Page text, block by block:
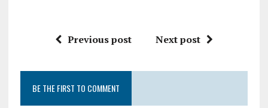
Previous post Next post
BE THE FIRST TO COMMENT